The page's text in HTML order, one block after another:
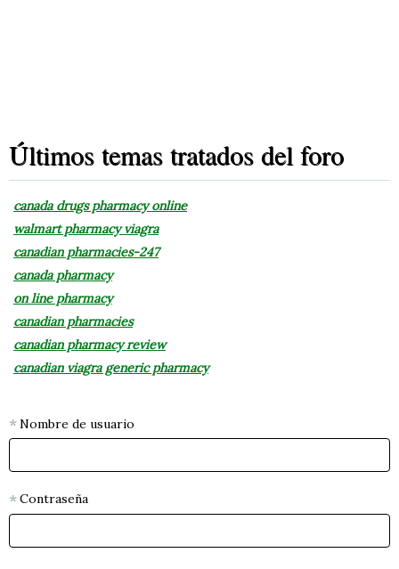
Últimos temas tratados del foro
canada drugs pharmacy online
walmart pharmacy viagra
canadian pharmacies-247
canada pharmacy
on line pharmacy
canadian pharmacies
canadian pharmacy review
canadian viagra generic pharmacy
Nombre de usuario
Contraseña